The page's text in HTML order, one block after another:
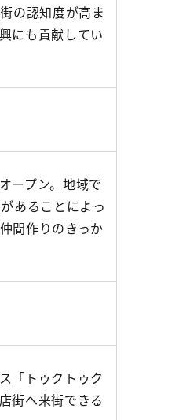
の認知度が高ま
にも貢献してい
ープン。地域で
あることによっ
間作りのきっか
「トゥクトゥク
街へ来街できる